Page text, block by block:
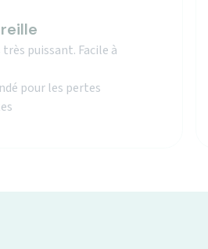
puissant. Facile à
pour les pertes